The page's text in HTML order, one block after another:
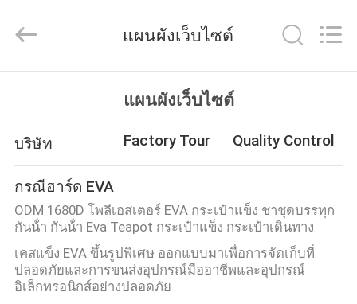
สินค้า
เกี่ยว
กับ
เรา
Group
Limited.
แผนผังเว็บไซต์
แผนผังเว็บไซต์
บริษัท Factory Tour Quality Control
กรณีฮาร์ด EVA
ODM 1680D โพลีเอสเตอร์ EVA กระเป๋าแข็ง ชาชุดบรรทุก
กันน้ํา กันน้ํา Eva Teapot กระเป๋าแข็ง กระเป๋าเดินทาง
เคสแข็ง EVA ขึ้นรูปพิเศษ ออกแบบมาเพื่อการจัดเก็บที่
ปลอดภัยและการขนส่งอุปกรณ์มืออาชีพและอุปกรณ์
อิเล็กทรอนิกส์อย่างปลอดภัย